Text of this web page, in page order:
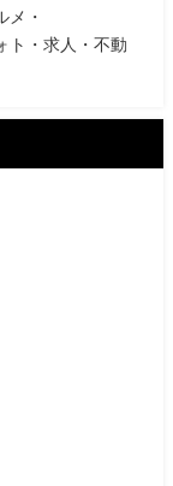
メ・
ト・求人・不動